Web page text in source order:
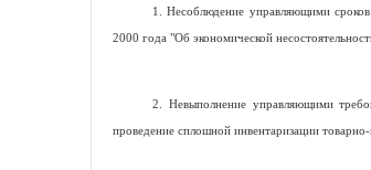
1. Несоблюдение управляющими
2000 года "Об экономической
2. Невыполнение управляющими
проведение сплошной инвентаризации